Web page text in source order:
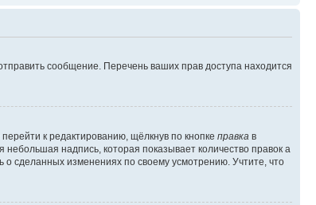
сообщение. Перечень ваших прав доступа находится
к редактированию, щёлкнув по кнопке правка в
надпись, которая показывает количество правок а
сделанных изменениях по своему усмотрению. Учтите, что